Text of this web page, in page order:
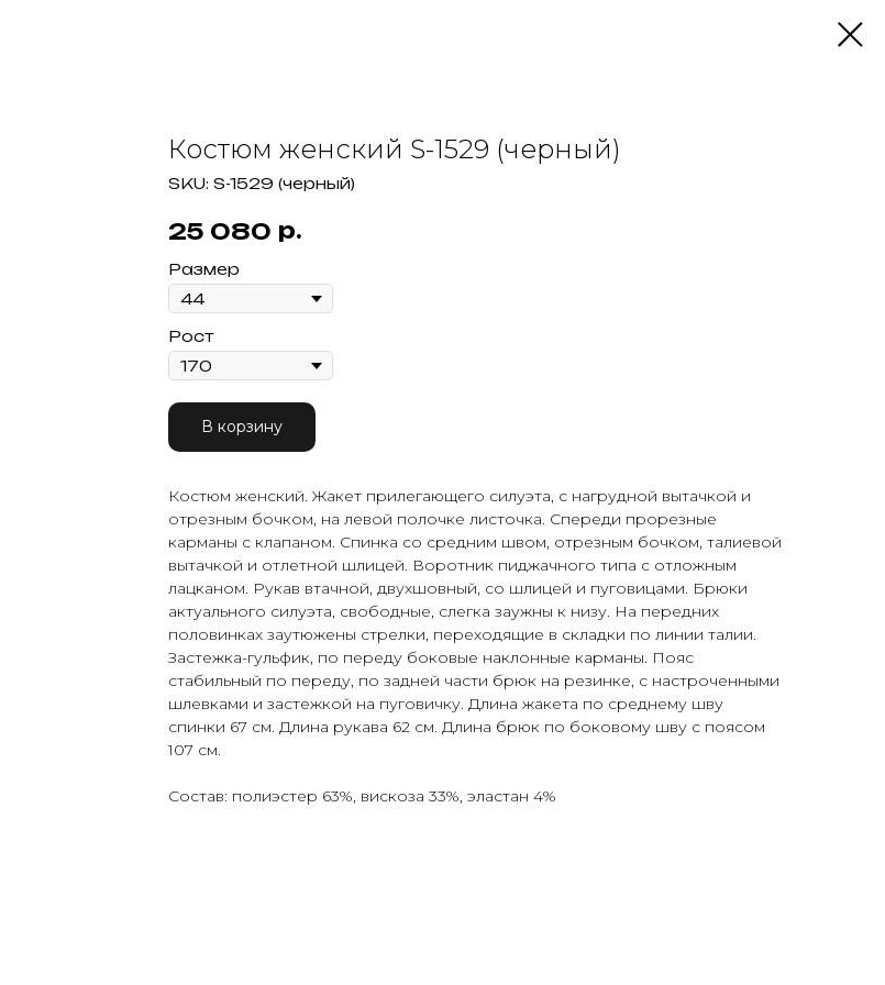
Костюм женский S-1529 (черный)
SKU: S-1529 (черный)
25 080 р.
Размер
Рост
В корзину
Костюм женский. Жакет прилегающего силуэта, с нагрудной вытачкой и
отрезным бочком, на левой полочке листочка. Спереди прорезные
карманы с клапаном. Спинка со средним швом, отрезным бочком, талиевой
вытачкой и отлетной шлицей. Воротник пиджачного типа с отложным
лацканом. Рукав втачной, двухшовный, со шлицей и пуговицами. Брюки
актуального силуэта, свободные, слегка заужны к низу. На передних
половинках заутюжены стрелки, переходящие в складки по линии талии.
Застежка-гульфик, по переду боковые наклонные карманы. Пояс
стабильный по переду, по задней части брюк на резинке, с настроченными
шлевками и застежкой на пуговичку. Длина жакета по среднему шву
спинки 67 см. Длина рукава 62 см. Длина брюк по боковому шву с поясом
107 см.
Состав: полиэстер 63%, вискоза 33%, эластан 4%